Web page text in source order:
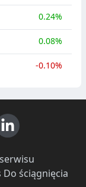
0.24%
0.08%
-0.10%
Do ściągnięcia